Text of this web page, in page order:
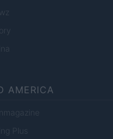
AMERICA
Plus